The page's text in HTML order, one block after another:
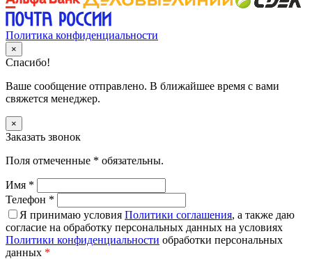
Политика конфиденциальности
×
Спасибо!
Ваше сообщение отправлено. В ближайшее время с вами
свяжется менеджер.
×
Заказать звонок
Поля отмеченные * обязательны.
Имя *
Телефон *
Я принимаю условия Политики соглашения, а также даю
согласие на обработку персональных данных на условиях
Политики конфиденциальности обработки персональных
данных *